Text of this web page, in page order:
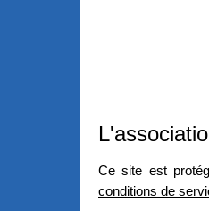
Ce site est
conditions de